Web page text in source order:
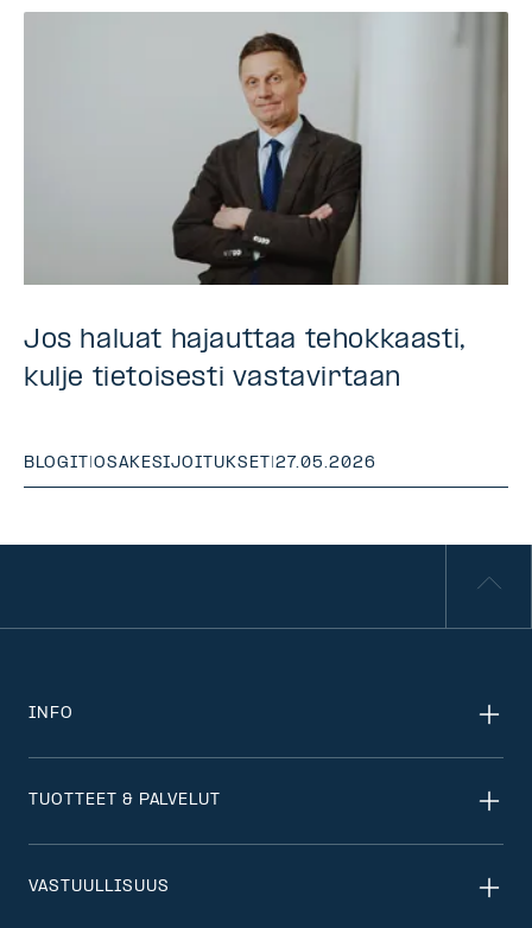
Jos haluat hajauttaa tehokkaasti,
kulje tietoisesti vastavirtaan
BLOGIT OSAKESIJOITUKSET |27.05.2026
INFO
TUOTTEET & PALVELUT
VASTUULLISUUS